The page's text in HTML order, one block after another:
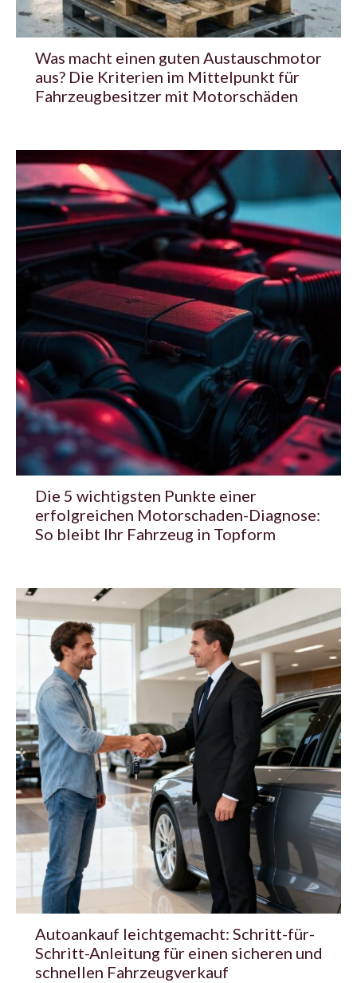
Was macht einen guten Austauschmotor
aus? Die Kriterien im Mittelpunkt für
Fahrzeugbesitzer mit Motorschäden
Die 5 wichtigsten Punkte einer
erfolgreichen Motorschaden-Diagnose:
So bleibt Ihr Fahrzeug in Topform
Autoankauf leichtgemacht: Schritt-für-
Schritt-Anleitung für einen sicheren und
schnellen Fahrzeugverkauf